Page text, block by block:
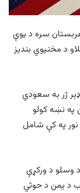
سره د يوې
د مخنيوي بنديز
ژر به سعودي
په نښه کولو
نور په کې شامل
وسلو د ورکړې
د يمن د حوثي